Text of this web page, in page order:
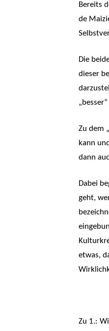
Bereits
de
Die
dieser
Zu dem
kann
dann
Dabei
geht,
etwas,
Zu 1.: